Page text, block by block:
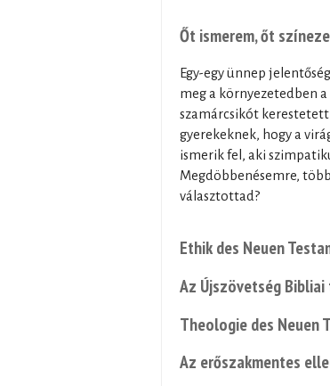
Őt ismerem, őt
Egy-egy ünnep
meg a környezetedben
szamárcsikót
gyerekeknek, hogy a
ismerik fel, aki
Megdöbbenésemre,
választottad?
Ethik des Neuen
Az Újszövetség
Theologie des Neuen
Az erőszakmentes